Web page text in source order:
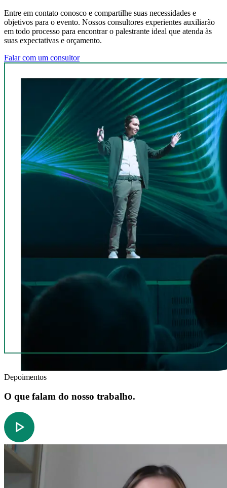
Entre em contato conosco e compartilhe suas necessidades e
objetivos para o evento. Nossos consultores experientes auxiliarão
em todo processo para encontrar o palestrante ideal que atenda às
suas expectativas e orçamento.
Falar com um consultor
Depoimentos
O que falam do nosso trabalho.